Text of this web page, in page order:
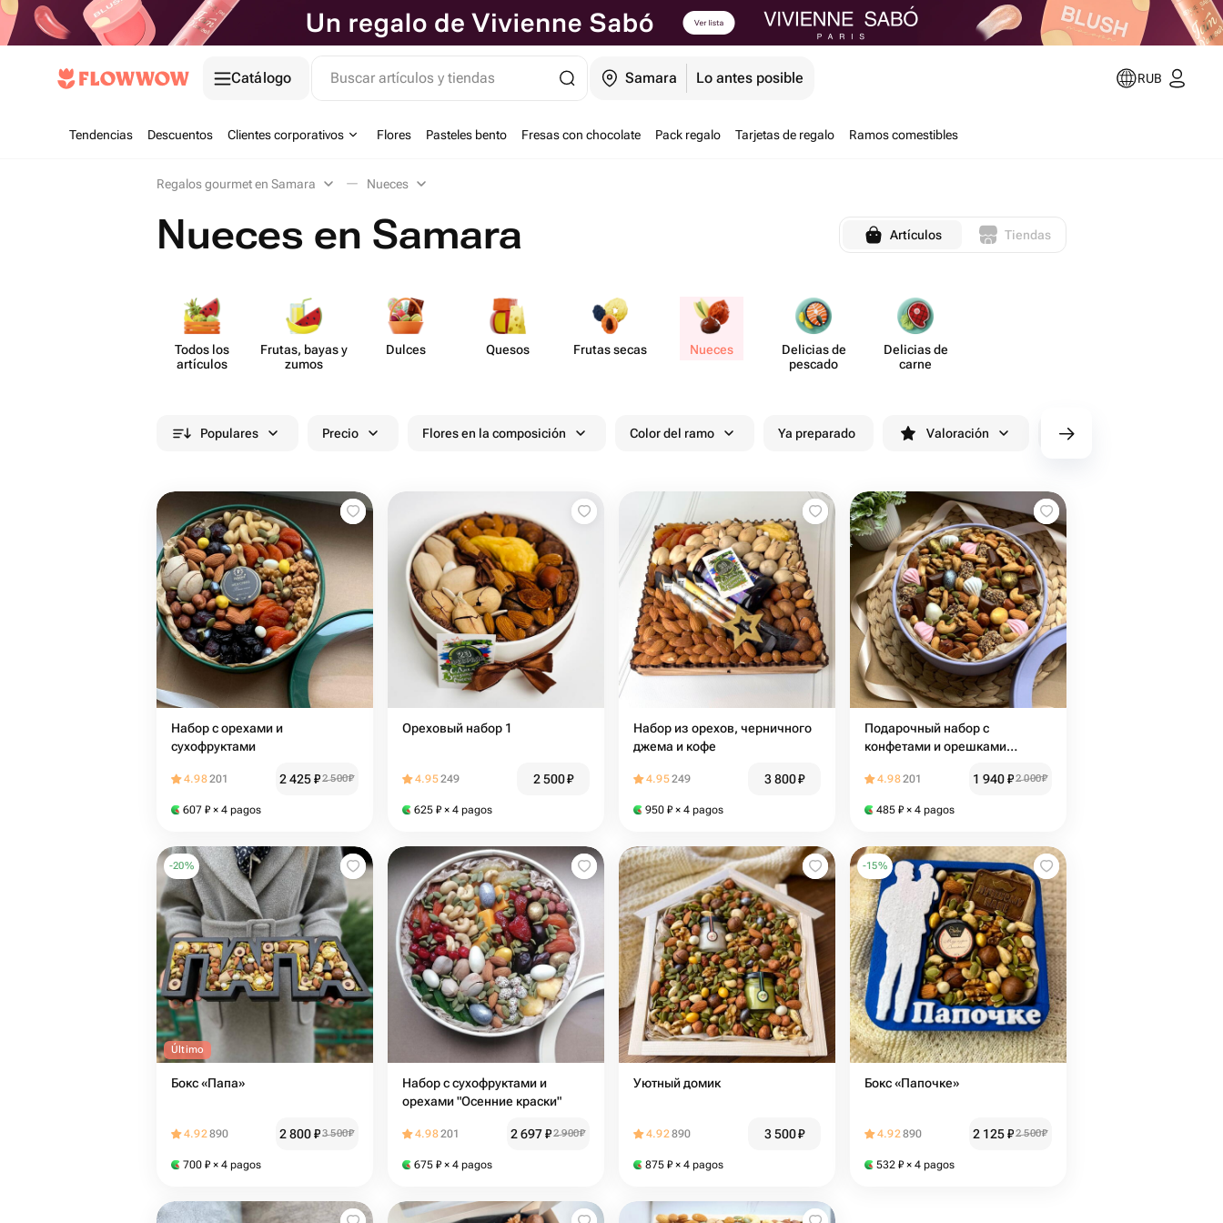
Catálogo Buscar artículos y tiendas Samara Lo antes posible RUB
Tendencias Descuentos Clientes corporativos Flores Pasteles bento Fresas con chocolate Pack regalo Tarjetas de regalo Ramos comestibles
Regalos gourmet en Samara Nueces
Nueces en Samara Artículos Tiendas
Todos los
artículos
Frutas, bayas y
zumos
Dulces Quesos Frutas secas Nueces
Delicias de
pescado
Delicias de
carne
Populares Precio Flores en la composición Color del ramo Ya preparado Valoración cv/filters/name_fast_delivery
Набор с орехами и
сухофруктами
4.98201 2 425₽2 500₽
607 ₽ × 4 pagos
Ореховый набор 1
4.95249 2 500₽
625 ₽ × 4 pagos
Набор из орехов, черничного
джема и кофе
4.95249 3 800₽
950 ₽ × 4 pagos
Подарочный набор с
конфетами и орешками
4.98201 1 940₽2 000₽
485 ₽ × 4 pagos
-20%
Último
Бокс «Папа»
4.92890 2 800₽3 500₽
700 ₽ × 4 pagos
Набор с сухофруктами и
орехами "Осенние краски"
4.98201 2 697₽2 900₽
675 ₽ × 4 pagos
Уютный домик
4.92890 3 500₽
875 ₽ × 4 pagos
-15%
Бокс «Папочке»
4.92890 2 125₽2 500₽
532 ₽ × 4 pagos